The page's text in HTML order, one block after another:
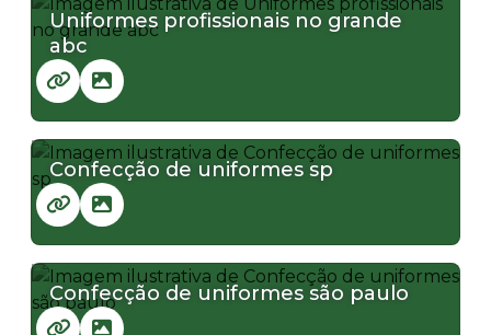
Uniformes profissionais no grande
abc
Confecção de uniformes sp
Confecção de uniformes são paulo